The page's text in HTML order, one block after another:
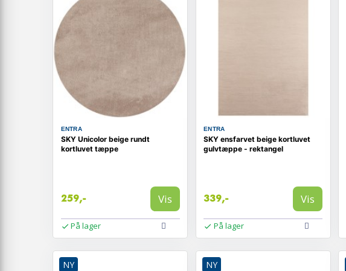
ENTRA
SKY Unicolor beige rundt
kortluvet tæppe
259,- Vis
På lager
ENTRA
SKY ensfarvet beige kortluvet
gulvtæppe - rektangel
339,- Vis
På lager
NY NY